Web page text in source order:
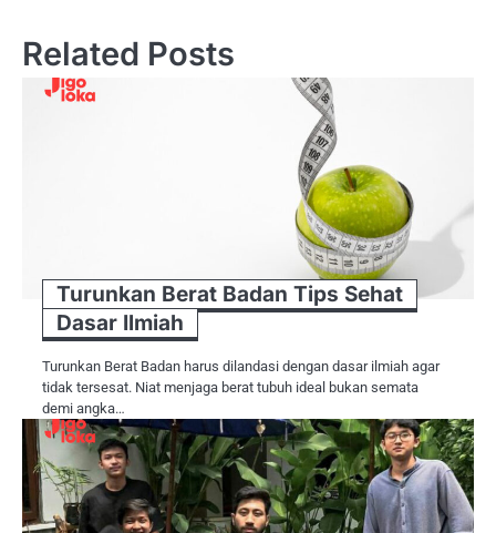
Related Posts
Turunkan Berat Badan Tips Sehat
Dasar Ilmiah
Turunkan Berat Badan harus dilandasi dengan dasar ilmiah agar
tidak tersesat. Niat menjaga berat tubuh ideal bukan semata
demi angka…